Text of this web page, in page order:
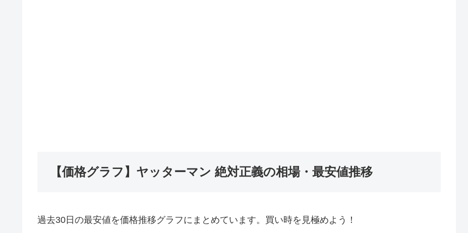
【価格グラフ】ヤッターマン 絶対正義の相場・最安値推移
過去30日の最安値を価格推移グラフにまとめています。買い時を見極めよう！